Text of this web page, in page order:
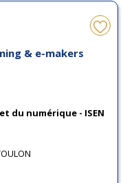
& e-makers
du numérique - ISEN